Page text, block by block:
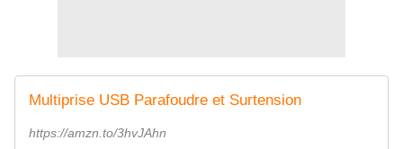
Multiprise USB Parafoudre et Surtension
https://amzn.to/3hvJAhn